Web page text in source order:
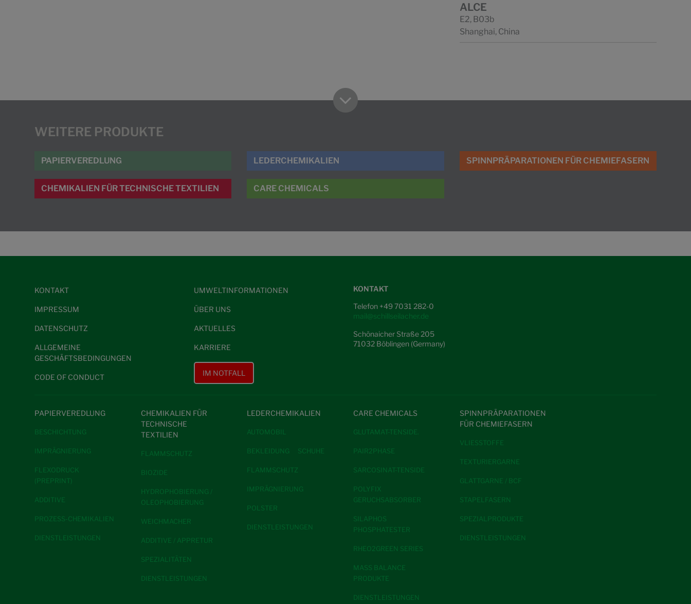
ALCE
E2, B03b
Shanghai, China
WEITERE PRODUKTE
PAPIERVEREDLUNG
CHEMIKALIEN FÜR TECHNISCHE TEXTILIEN
LEDERCHEMIKALIEN
CARE CHEMICALS
SPINNPRÄPARATIONEN FÜR CHEMIEFASERN
KONTAKT
IMPRESSUM
DATENSCHUTZ
ALLGEMEINE
GESCHÄFTSBEDINGUNGEN
CODE OF CONDUCT
UMWELTINFORMATIONEN
ÜBER UNS
AKTUELLES
KARRIERE
IM NOTFALL
KONTAKT
Telefon +49 7031 282-0
mail@schillseilacher.de
Schönaicher Straße 205
71032 Böblingen (Germany)
PAPIERVEREDLUNG
BESCHICHTUNG
IMPRÄGNIERUNG
FLEXODRUCK
(PREPRINT)
ADDITIVE
PROZESS-CHEMIKALIEN
DIENSTLEISTUNGEN
CHEMIKALIEN FÜR
TECHNISCHE
TEXTILIEN
FLAMMSCHUTZ
BIOZIDE
HYDROPHOBIERUNG /
OLEOPHOBIERUNG
WEICHMACHER
ADDITIVE / APPRETUR
SPEZIALITÄTEN
DIENSTLEISTUNGEN
LEDERCHEMIKALIEN
AUTOMOBIL
BEKLEIDUNG SCHUHE
FLAMMSCHUTZ
IMPRÄGNIERUNG
POLSTER
DIENSTLEISTUNGEN
CARE CHEMICALS
GLUTAMAT-TENSIDE.
PAIR2PHASE
SARCOSINAT-TENSIDE
POLYFIX
GERUCHSABSORBER
SILAPHOS
PHOSPHATESTER
RHEO2GREEN SERIES
MASS BALANCE
PRODUKTE
DIENSTLEISTUNGEN
SPINNPRÄPARATIONEN
FÜR CHEMIEFASERN
VLIESSTOFFE
TEXTURIERGARNE
GLATTGARNE / BCF
STAPELFASERN
SPEZIALPRODUKTE
DIENSTLEISTUNGEN